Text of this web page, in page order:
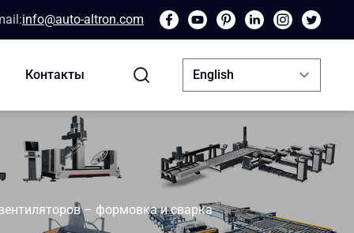
info@auto-altron.com
Контакты
– формовка и сварка